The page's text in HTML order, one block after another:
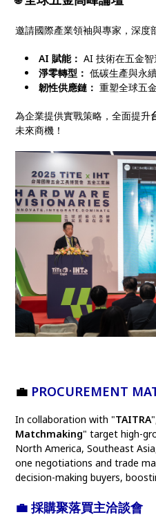
邀請國際產業領袖與專家，深度
AI 賦能： AI 技術在五金智
淨零轉型： 低碳生產與永
韌性供應鏈： 重塑全球五
為企業提供實戰策略，全面提升
未來商機！
💼 PROCUREMENT
In collaboration with "TAITRA
Matchmaking" target high-
North America, Southeast
one negotiations and trade
decision-making buyers,
💼採購聚落買主洽談會